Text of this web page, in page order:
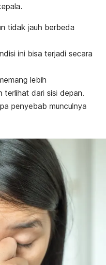
tidak jauh berbeda
ini bisa terjadi secara
lebih
terlihat dari sisi depan.
penyebab munculnya